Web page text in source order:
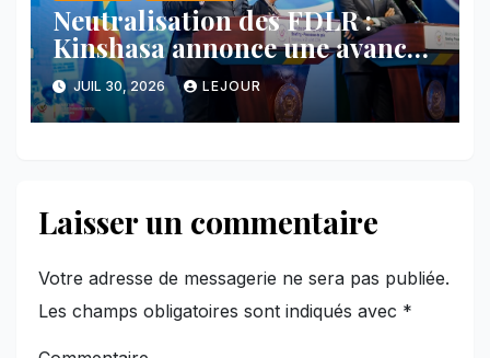
Neutralisation des FDLR :
Kinshasa annonce une avancée
majeure et maintient sa ligne
face au Rwanda
JUIL 30, 2026 LEJOUR
Laisser un commentaire
Votre adresse de messagerie ne sera pas publiée.
Les champs obligatoires sont indiqués avec *